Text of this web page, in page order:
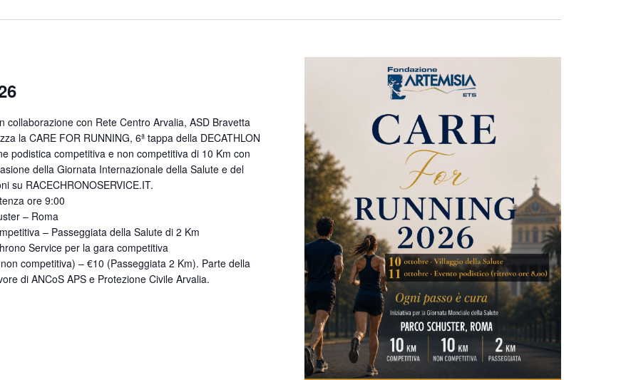
collaborazione con Rete Centro Arvalia, ASD Bravetta
la CARE FOR RUNNING, 6ª tappa della DECATHLON
podistica competitiva e non competitiva di 10 Km con
della Giornata Internazionale della Salute e del
su RACECHRONOSERVICE.IT.
ore 9:00
– Roma
– Passeggiata della Salute di 2 Km
Service per la gara competitiva
competitiva) – €10 (Passeggiata 2 Km). Parte della
di ANCoS APS e Protezione Civile Arvalia.